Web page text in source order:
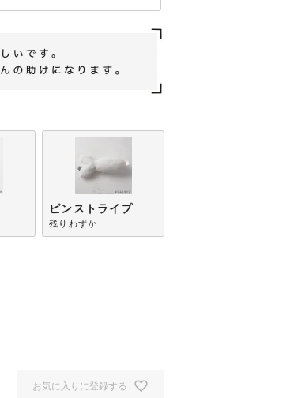
ピンストライプ
残りわずか
お気に入りに登録する